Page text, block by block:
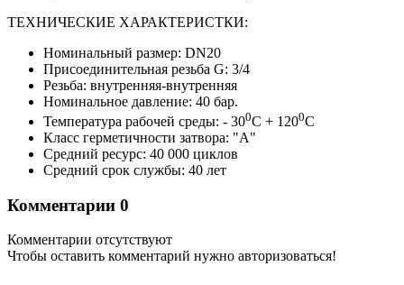
ТЕХНИЧЕСКИЕ ХАРАКТЕРИСТКИ:
Номинальный размер: DN20
Присоединительная резьба G: 3/4
Резьба: внутренняя-внутренняя
Номинальное давление: 40 бар.
Температура рабочей среды: - 300C + 1200C
Класс герметичности затвора: "А"
Средний ресурс: 40 000 циклов
Средний срок службы: 40 лет
Комментарии 0
Комментарии отсутствуют
Чтобы оставить комментарий нужно авторизоваться!